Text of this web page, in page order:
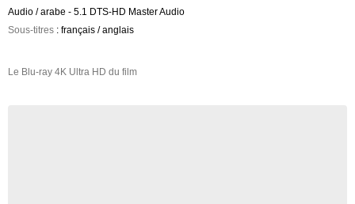
Audio / arabe - 5.1 DTS-HD Master Audio
Sous-titres : français / anglais
Le Blu-ray 4K Ultra HD du film